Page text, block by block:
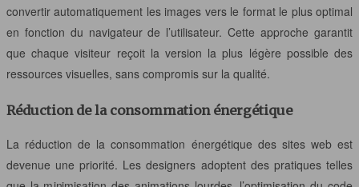
convertir automatiquement les images vers le format le plus optimal
en fonction du navigateur de l’utilisateur. Cette approche garantit
que chaque visiteur reçoit la version la plus légère possible des
ressources visuelles, sans compromis sur la qualité.
Réduction de la consommation énergétique
La réduction de la consommation énergétique des sites web est
devenue une priorité. Les designers adoptent des pratiques telles